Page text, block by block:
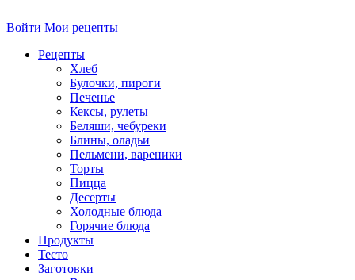
Войти Мои рецепты
Рецепты
Хлеб
Булочки, пироги
Печенье
Кексы, рулеты
Беляши, чебуреки
Блины, оладьи
Пельмени, вареники
Торты
Пицца
Десерты
Холодные блюда
Горячие блюда
Продукты
Тесто
Заготовки